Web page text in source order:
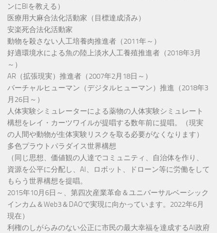
ンにBIを教える）
医療用大麻合法化活動家（目標達成済み）
安楽死合法化活動家
動物を殺さない人工培養肉推進者（2011年～）
好適環境水による魚の陸上淡水人工養殖推進者（2018年3月
～）
AR（拡張現実）推進者（2007年2月18日～）
バーチャルヒューマン（デジタルヒューマン）推進（2018年3
月26日～）
人体実験シミュレーターによる薬物の人体実験シミュレート
構想をレイ・カーツワイルが提唱する数年前に提唱。（現実
の人間や動物が生体実験リスクを取る必要がなくなります）
多色プラウトパラダイス世界構想
（同じ思想、価値観の人達でコミュニティ、自治体を作り、
資源を公平に分配し、AI、ロボット、ドローン等に労働をして
もらう世界構想を提唱。
2015年10月6日～、第四次産業革命＆ユニバーサルベーシック
インカム＆Web3＆DAOで実現に向かっています。2022年6月
現在）
利権のしがらみのない公正に市民の最大幸福を達成するAI政府